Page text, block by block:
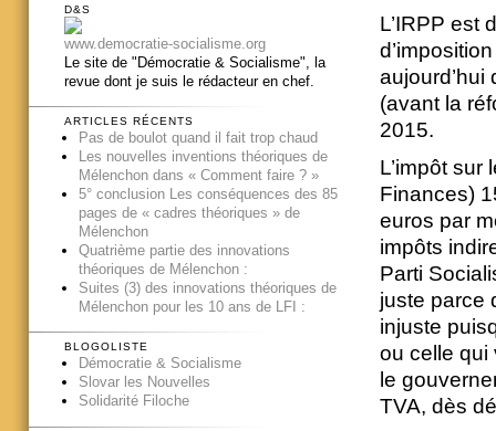
L’IRPP est
aujourd’hui
(avant la
2015.
L’impôt
Finances)
euros par
impôts
Parti
juste parce
injuste
ou celle qui
le
TVA, dès
D&S
www.democratie-socialisme.org
Le site de "Démocratie & Socialisme", la
revue dont je suis le rédacteur en chef.
ARTICLES RÉCENTS
Pas de boulot quand il fait trop chaud
Les nouvelles inventions théoriques de
Mélenchon dans « Comment faire ? »
5° conclusion Les conséquences des 85
pages de « cadres théoriques » de
Mélenchon
Quatrième partie des innovations
théoriques de Mélenchon :
Suites (3) des innovations théoriques de
Mélenchon pour les 10 ans de LFI :
BLOGOLISTE
Démocratie & Socialisme
Slovar les Nouvelles
Solidarité Filoche